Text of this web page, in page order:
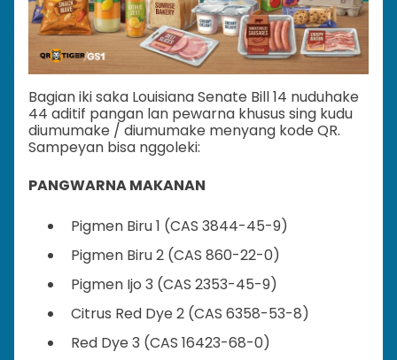
Bagian iki saka Louisiana Senate Bill 14 nuduhake
44 aditif pangan lan pewarna khusus sing kudu
diumumake / diumumake menyang kode QR.
Sampeyan bisa nggoleki:
PANGWARNA MAKANAN
Pigmen Biru 1 (CAS 3844-45-9)
Pigmen Biru 2 (CAS 860-22-0)
Pigmen Ijo 3 (CAS 2353-45-9)
Citrus Red Dye 2 (CAS 6358-53-8)
Red Dye 3 (CAS 16423-68-0)